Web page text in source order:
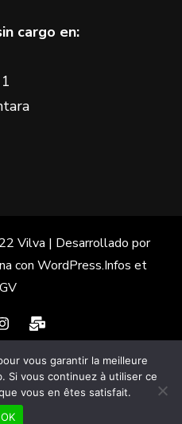
cargo en:
Vilva | Desarrollado por
con WordPress.Infos et
)
Español
( Inglés)
vous garantir la meilleure
Si vous continuez à utiliser ce
vous en êtes satisfait.
OK